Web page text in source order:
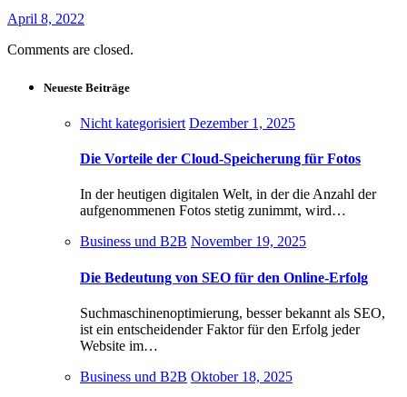
April 8, 2022
Comments are closed.
Neueste Beiträge
Nicht kategorisiert Dezember 1, 2025
Die Vorteile der Cloud-Speicherung für Fotos
In der heutigen digitalen Welt, in der die Anzahl der
aufgenommenen Fotos stetig zunimmt, wird…
Business und B2B November 19, 2025
Die Bedeutung von SEO für den Online-Erfolg
Suchmaschinenoptimierung, besser bekannt als SEO,
ist ein entscheidender Faktor für den Erfolg jeder
Website im…
Business und B2B Oktober 18, 2025